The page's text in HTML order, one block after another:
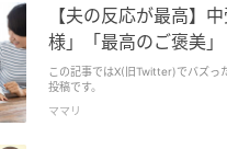
【夫の反応が最高】
様」「最高のご褒美」
この記事ではX(旧Twitter)でバズっ
投稿です。
ママリ